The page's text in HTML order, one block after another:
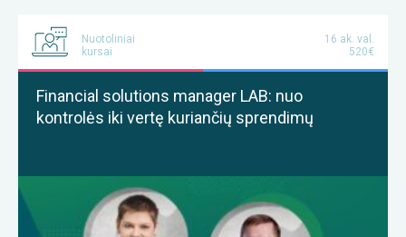
Nuotoliniai
kursai
16 ak. val.
520€
Financial solutions manager LAB: nuo
kontrolės iki vertę kuriančių sprendimų